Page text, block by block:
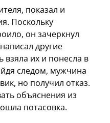
показал и
Поскольку
он зачеркнул
другие
взяла их и понесла в
следом, мужчина
но получил отказ.
объяснения из
потасовка.